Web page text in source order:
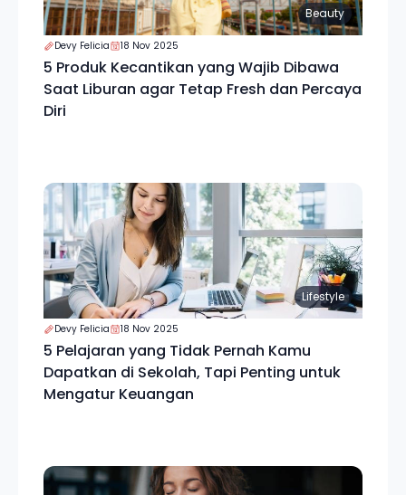
Beauty
Devy Felicia 18 Nov 2025
5 Produk Kecantikan yang Wajib Dibawa
Saat Liburan agar Tetap Fresh dan Percaya
Diri
Lifestyle
Devy Felicia 18 Nov 2025
5 Pelajaran yang Tidak Pernah Kamu
Dapatkan di Sekolah, Tapi Penting untuk
Mengatur Keuangan